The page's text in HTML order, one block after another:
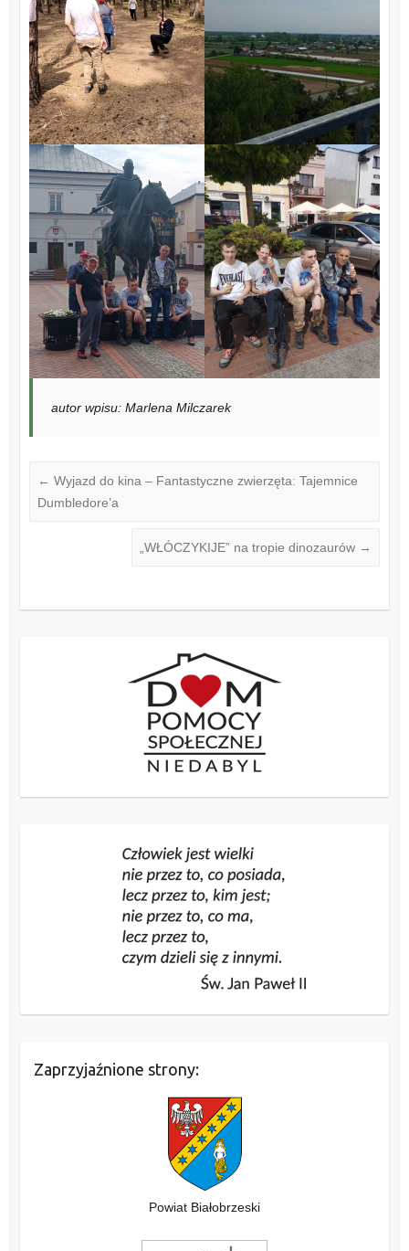
autor wpisu: Marlena Milczarek
← Wyjazd do kina – Fantastyczne zwierzęta: Tajemnice
Dumbledore’a
„WŁÓCZYKIJE” na tropie dinozaurów →
Zaprzyjaźnione strony:
Powiat Białobrzeski